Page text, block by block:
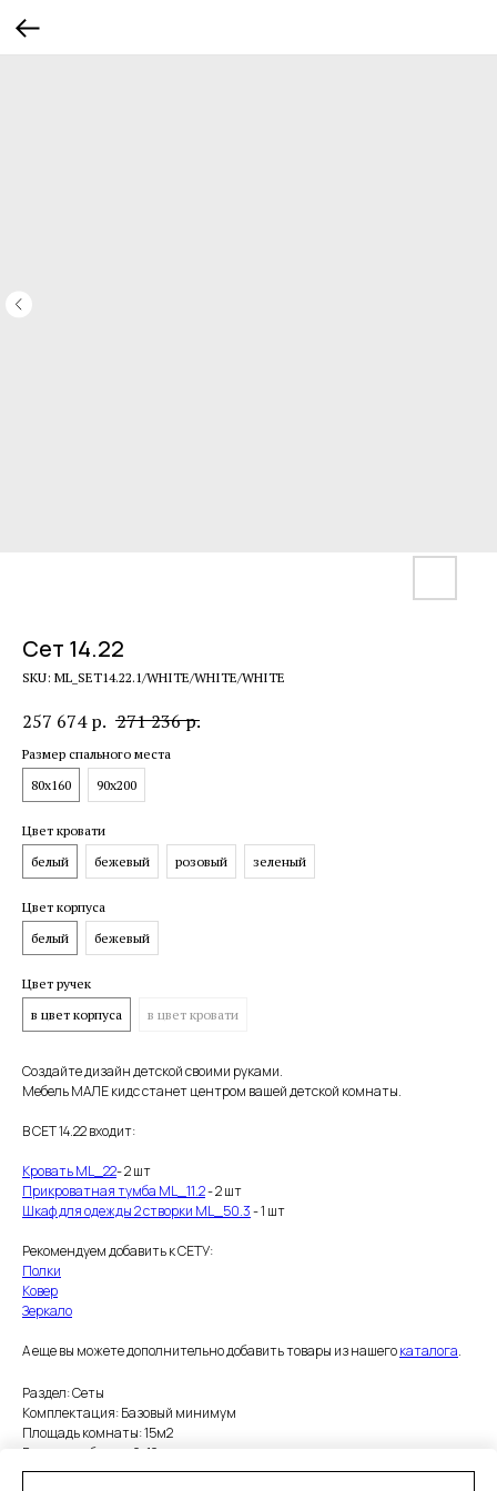
Сет 14.22
SKU: ML_SET14.22.1/WHITE/WHITE/WHITE
257 674 р. 271 236р.
Размер спального места
80х160
90х200
Цвет кровати
белый
бежевый розовый зеленый
Цвет корпуса
белый
бежевый
Цвет ручек
в цвет корпуса
в цвет кровати
Создайте дизайн детской своими руками.
Мебель МАЛЕ кидс станет центром вашей детской комнаты.
В СЕТ 14.22 входит:
Кровать ML_22- 2 шт
Прикроватная тумба ML_11.2- 2 шт
Шкаф для одежды 2 створки ML_50.3- 1 шт
Рекомендуем добавить к СЕТУ:
Полки
Ковер
Зеркало
А еще вы можете дополнительно добавить товары из нашегокаталога.
Раздел: Сеты
Комплектация: Базовый минимум
Площадь комнаты: 15м2
Возраст ребенка: 6-12 лет
Количество детей: 2 ребенка